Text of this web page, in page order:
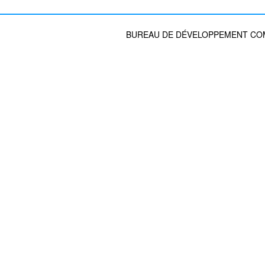
BUREAU DE DÉVELOPPEMENT